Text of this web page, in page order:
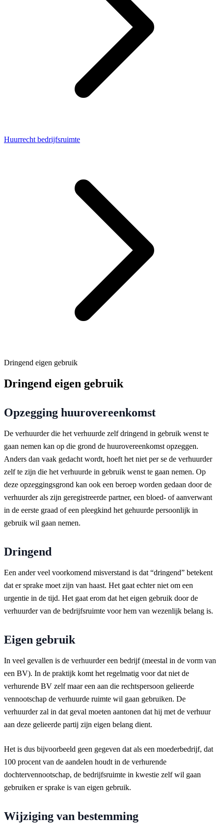
Huurrecht bedrijfsruimte
Dringend eigen gebruik
Dringend eigen gebruik
Opzegging huurovereenkomst
De verhuurder die het verhuurde zelf dringend in gebruik wenst te
gaan nemen kan op die grond de huurovereenkomst opzeggen.
Anders dan vaak gedacht wordt, hoeft het niet per se de verhuurder
zelf te zijn die het verhuurde in gebruik wenst te gaan nemen. Op
deze opzeggingsgrond kan ook een beroep worden gedaan door de
verhuurder als zijn geregistreerde partner, een bloed- of aanverwant
in de eerste graad of een pleegkind het gehuurde persoonlijk in
gebruik wil gaan nemen.
Dringend
Een ander veel voorkomend misverstand is dat “dringend” betekent
dat er sprake moet zijn van haast. Het gaat echter niet om een
urgentie in de tijd. Het gaat erom dat het eigen gebruik door de
verhuurder van de bedrijfsruimte voor hem van wezenlijk belang is.
Eigen gebruik
In veel gevallen is de verhuurder een bedrijf (meestal in de vorm van
een BV). In de praktijk komt het regelmatig voor dat niet de
verhurende BV zelf maar een aan die rechtspersoon gelieerde
vennootschap de verhuurde ruimte wil gaan gebruiken. De
verhuurder zal in dat geval moeten aantonen dat hij met de verhuur
aan deze gelieerde partij zijn eigen belang dient.
Het is dus bijvoorbeeld geen gegeven dat als een moederbedrijf, dat
100 procent van de aandelen houdt in de verhurende
dochtervennootschap, de bedrijfsruimte in kwestie zelf wil gaan
gebruiken er sprake is van eigen gebruik.
Wijziging van bestemming